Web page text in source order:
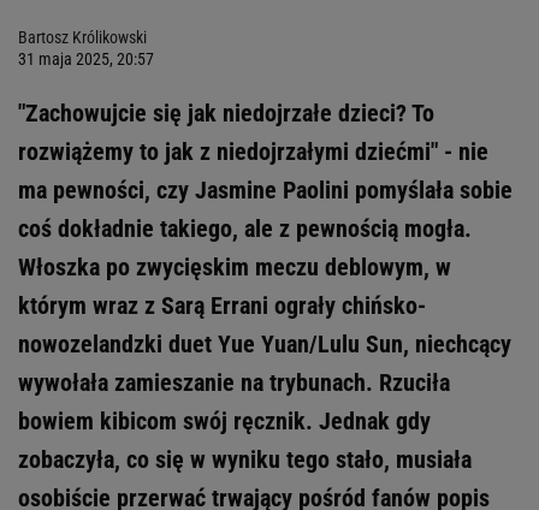
Bartosz Królikowski
31 maja 2025, 20:57
"Zachowujcie się jak niedojrzałe dzieci? To
rozwiążemy to jak z niedojrzałymi dziećmi" - nie
ma pewności, czy Jasmine Paolini pomyślała sobie
coś dokładnie takiego, ale z pewnością mogła.
Włoszka po zwycięskim meczu deblowym, w
którym wraz z Sarą Errani ograły chińsko-
nowozelandzki duet Yue Yuan/Lulu Sun, niechcący
wywołała zamieszanie na trybunach. Rzuciła
bowiem kibicom swój ręcznik. Jednak gdy
zobaczyła, co się w wyniku tego stało, musiała
osobiście przerwać trwający pośród fanów popis